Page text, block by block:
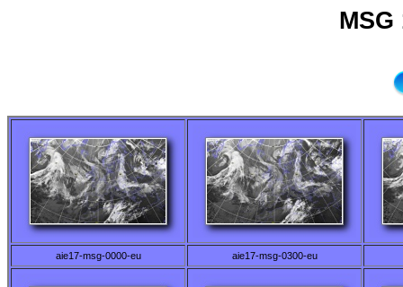
MSG
aie17-msg-0000-eu aie17-msg-0300-eu